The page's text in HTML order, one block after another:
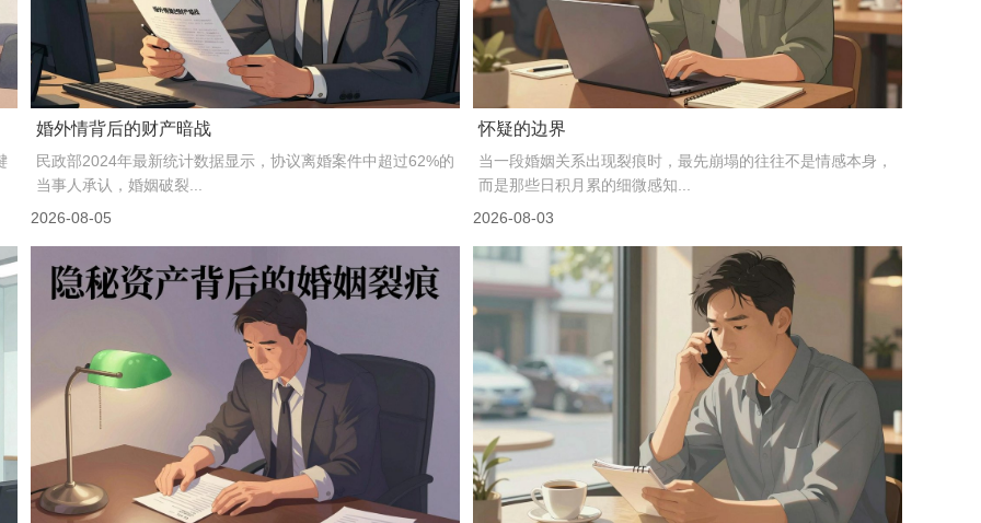
花高价买的出轨证据，50%的案子...
婚姻心理学中有个概念叫“情感账户”，每一笔亲密互动是存
款，每一次伤害是取款。出轨相当于直接把账户销户—...
2026-08-05
中年女人的证据幻觉
## 她以为五万块能买来正义取证时最怕遇到的不是对方警
觉，而是当事人自己先崩了。那天下午，一位女士把厚...
2026-08-04